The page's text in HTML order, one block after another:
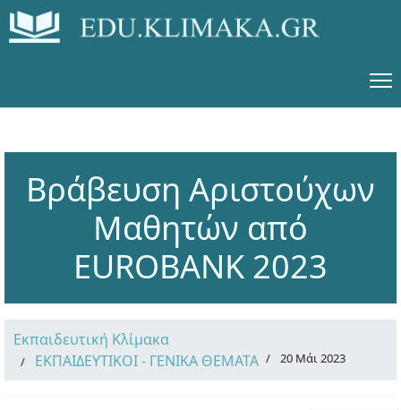
Βράβευση Αριστούχων
Μαθητών από
EUROBANK 2023
Εκπαιδευτική Κλίμακα
ΕΚΠΑΙΔΕΥΤΙΚΟΙ - ΓΕΝΙΚΑ ΘΕΜΑΤΑ
20 Μάι 2023